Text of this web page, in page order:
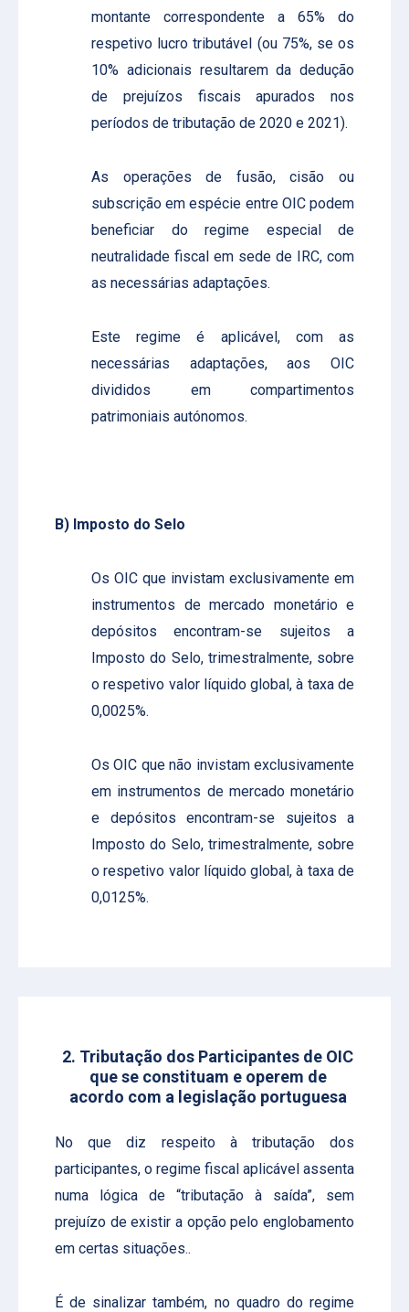
montante correspondente a 65% do
respetivo lucro tributável (ou 75%, se os
10% adicionais resultarem da dedução
de prejuízos fiscais apurados nos
períodos de tributação de 2020 e 2021).
As operações de fusão, cisão ou
subscrição em espécie entre OIC podem
beneficiar do regime especial de
neutralidade fiscal em sede de IRC, com
as necessárias adaptações.
Este regime é aplicável, com as
necessárias adaptações, aos OIC
divididos em compartimentos
patrimoniais autónomos.
B) Imposto do Selo
Os OIC que invistam exclusivamente em
instrumentos de mercado monetário e
depósitos encontram-se sujeitos a
Imposto do Selo, trimestralmente, sobre
o respetivo valor líquido global, à taxa de
0,0025%.
Os OIC que não invistam exclusivamente
em instrumentos de mercado monetário
e depósitos encontram-se sujeitos a
Imposto do Selo, trimestralmente, sobre
o respetivo valor líquido global, à taxa de
0,0125%.
2. Tributação dos Participantes de OIC
que se constituam e operem de
acordo com a legislação portuguesa
No que diz respeito à tributação dos
participantes, o regime fiscal aplicável assenta
numa lógica de “tributação à saída”, sem
prejuízo de existir a opção pelo englobamento
em certas situações..
É de sinalizar também, no quadro do regime